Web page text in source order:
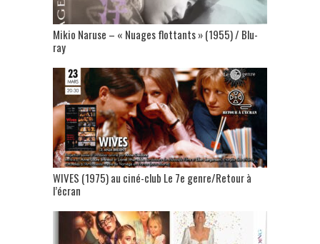
Mikio Naruse – « Nuages flottants » (1955) / Blu-
ray
WIVES (1975) au ciné-club Le 7e genre/Retour à
l’écran